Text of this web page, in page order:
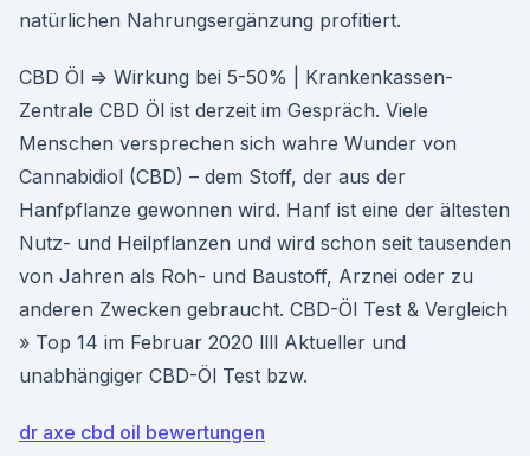
natürlichen Nahrungsergänzung profitiert.
CBD Öl ⇒ Wirkung bei 5-50% | Krankenkassen-
Zentrale CBD Öl ist derzeit im Gespräch. Viele
Menschen versprechen sich wahre Wunder von
Cannabidiol (CBD) – dem Stoff, der aus der
Hanfpflanze gewon­nen wird. Hanf ist eine der ältesten
Nutz- und Heilpflanzen und wird schon seit tausenden
von Jahren als Roh- und Baustoff, Arznei oder zu
anderen Zwecken gebraucht. CBD-Öl Test & Vergleich
» Top 14 im Februar 2020 llll Aktueller und
unabhängiger CBD-Öl Test bzw.
dr axe cbd oil bewertungen